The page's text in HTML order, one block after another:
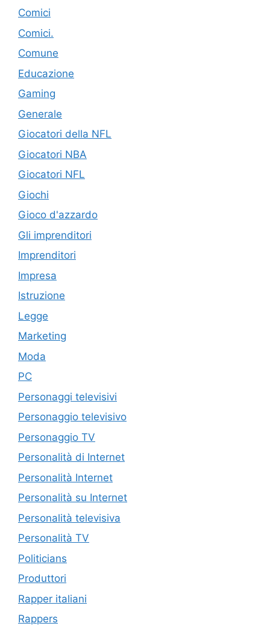
Comici
Comici.
Comune
Educazione
Gaming
Generale
Giocatori della NFL
Giocatori NBA
Giocatori NFL
Giochi
Gioco d'azzardo
Gli imprenditori
Imprenditori
Impresa
Istruzione
Legge
Marketing
Moda
PC
Personaggi televisivi
Personaggio televisivo
Personaggio TV
Personalità di Internet
Personalità Internet
Personalità su Internet
Personalità televisiva
Personalità TV
Politicians
Produttori
Rapper italiani
Rappers